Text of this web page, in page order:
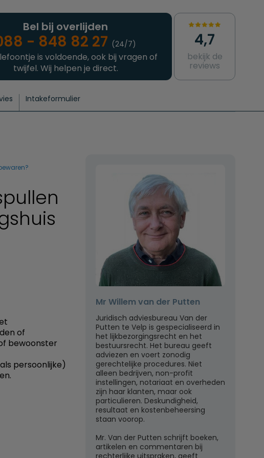
Bel bij overlijden
- 848 82 27 (24/7)
is voldoende, ook bij vragen of
twijfel. Wij helpen je direct.
4,7
bekijk de
reviews
Intakeformulier
of
bewoonster
persoonlijke)
Mr Willem van der Putten
Juridisch adviesbureau Van der
Putten te Velp is gespecialiseerd in
het lijkbezorgingsrecht en het
bestuursrecht. Het bureau geeft
adviezen en voert zonodig
gerechtelijke procedures. Niet
alleen bedrijven, non-profit
instellingen, notariaat en overheden
zijn haar klanten, maar ook
particulieren. Deskundigheid,
resultaat en kostenbeheersing
staan voorop.
Mr. Van der Putten schrijft boeken,
artikelen en commentaren bij